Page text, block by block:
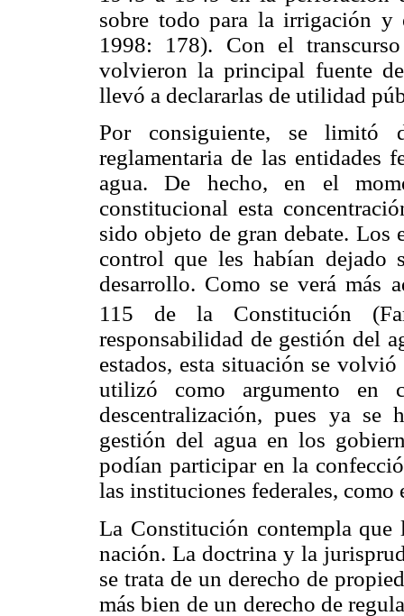
sobre todo para la irrigación y
1998: 178). Con el
volvieron la principal fuente
llevó a declararlas de utilidad
Por consiguiente, se limitó
reglamentaria de las entidades
agua. De hecho, en el
constitucional esta
sido objeto de gran debate. Los
control que les habían dejado
desarrollo. Como se verá más
115 de la Constitución
responsabilidad de gestión del
estados, esta situación se
utilizó como argumento en
descentralización, pues ya se
gestión del agua en los
podían participar en la
las instituciones federales, como
La Constitución contempla que
nación. La doctrina y la
se trata de un derecho de
más bien de un derecho de